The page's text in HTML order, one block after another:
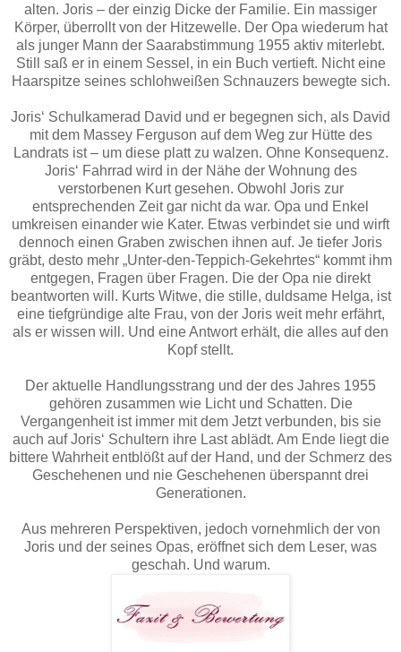
alten. Joris – der einzig Dicke der Familie. Ein massiger
Körper, überrollt von der Hitzewelle. Der Opa wiederum hat
als junger Mann der Saarabstimmung 1955 aktiv miterlebt.
Still saß er in einem Sessel, in ein Buch vertieft. Nicht eine
Haarspitze seines schlohweißen Schnauzers bewegte sich.
Joris‘ Schulkamerad David und er begegnen sich, als David
mit dem Massey Ferguson auf dem Weg zur Hütte des
Landrats ist – um diese platt zu walzen. Ohne Konsequenz.
Joris‘ Fahrrad wird in der Nähe der Wohnung des
verstorbenen Kurt gesehen. Obwohl Joris zur
entsprechenden Zeit gar nicht da war. Opa und Enkel
umkreisen einander wie Kater. Etwas verbindet sie und wirft
dennoch einen Graben zwischen ihnen auf. Je tiefer Joris
gräbt, desto mehr „Unter-den-Teppich-Gekehrtes“ kommt ihm
entgegen, Fragen über Fragen. Die der Opa nie direkt
beantworten will. Kurts Witwe, die stille, duldsame Helga, ist
eine tiefgründige alte Frau, von der Joris weit mehr erfährt,
als er wissen will. Und eine Antwort erhält, die alles auf den
Kopf stellt.
Der aktuelle Handlungsstrang und der des Jahres 1955
gehören zusammen wie Licht und Schatten. Die
Vergangenheit ist immer mit dem Jetzt verbunden, bis sie
auch auf Joris‘ Schultern ihre Last ablädt. Am Ende liegt die
bittere Wahrheit entblößt auf der Hand, und der Schmerz des
Geschehenen und nie Geschehenen überspannt drei
Generationen.
Aus mehreren Perspektiven, jedoch vornehmlich der von
Joris und der seines Opas, eröffnet sich dem Leser, was
geschah. Und warum.